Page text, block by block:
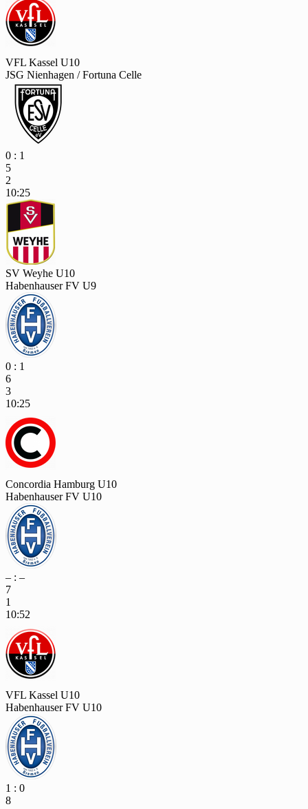
VFL Kassel U10
JSG Nienhagen / Fortuna Celle
0 : 1
5
2
10:25
SV Weyhe U10
Habenhauser FV U9
0 : 1
6
3
10:25
Concordia Hamburg U10
Habenhauser FV U10
– : –
7
1
10:52
VFL Kassel U10
Habenhauser FV U10
1 : 0
8